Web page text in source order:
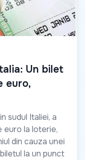
Un bilet
euro,
sudul Italiei, a
euro la loterie,
din cauza unei
la un punct